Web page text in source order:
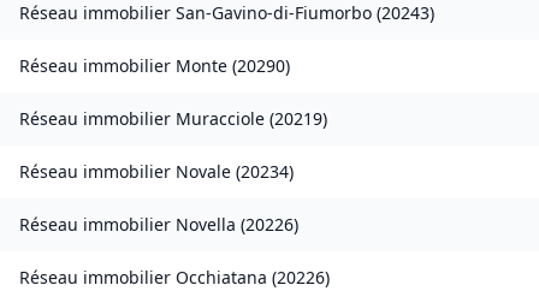
Réseau immobilier San-Gavino-di-Fiumorbo (20243)
Réseau immobilier Monte (20290)
Réseau immobilier Muracciole (20219)
Réseau immobilier Novale (20234)
Réseau immobilier Novella (20226)
Réseau immobilier Occhiatana (20226)